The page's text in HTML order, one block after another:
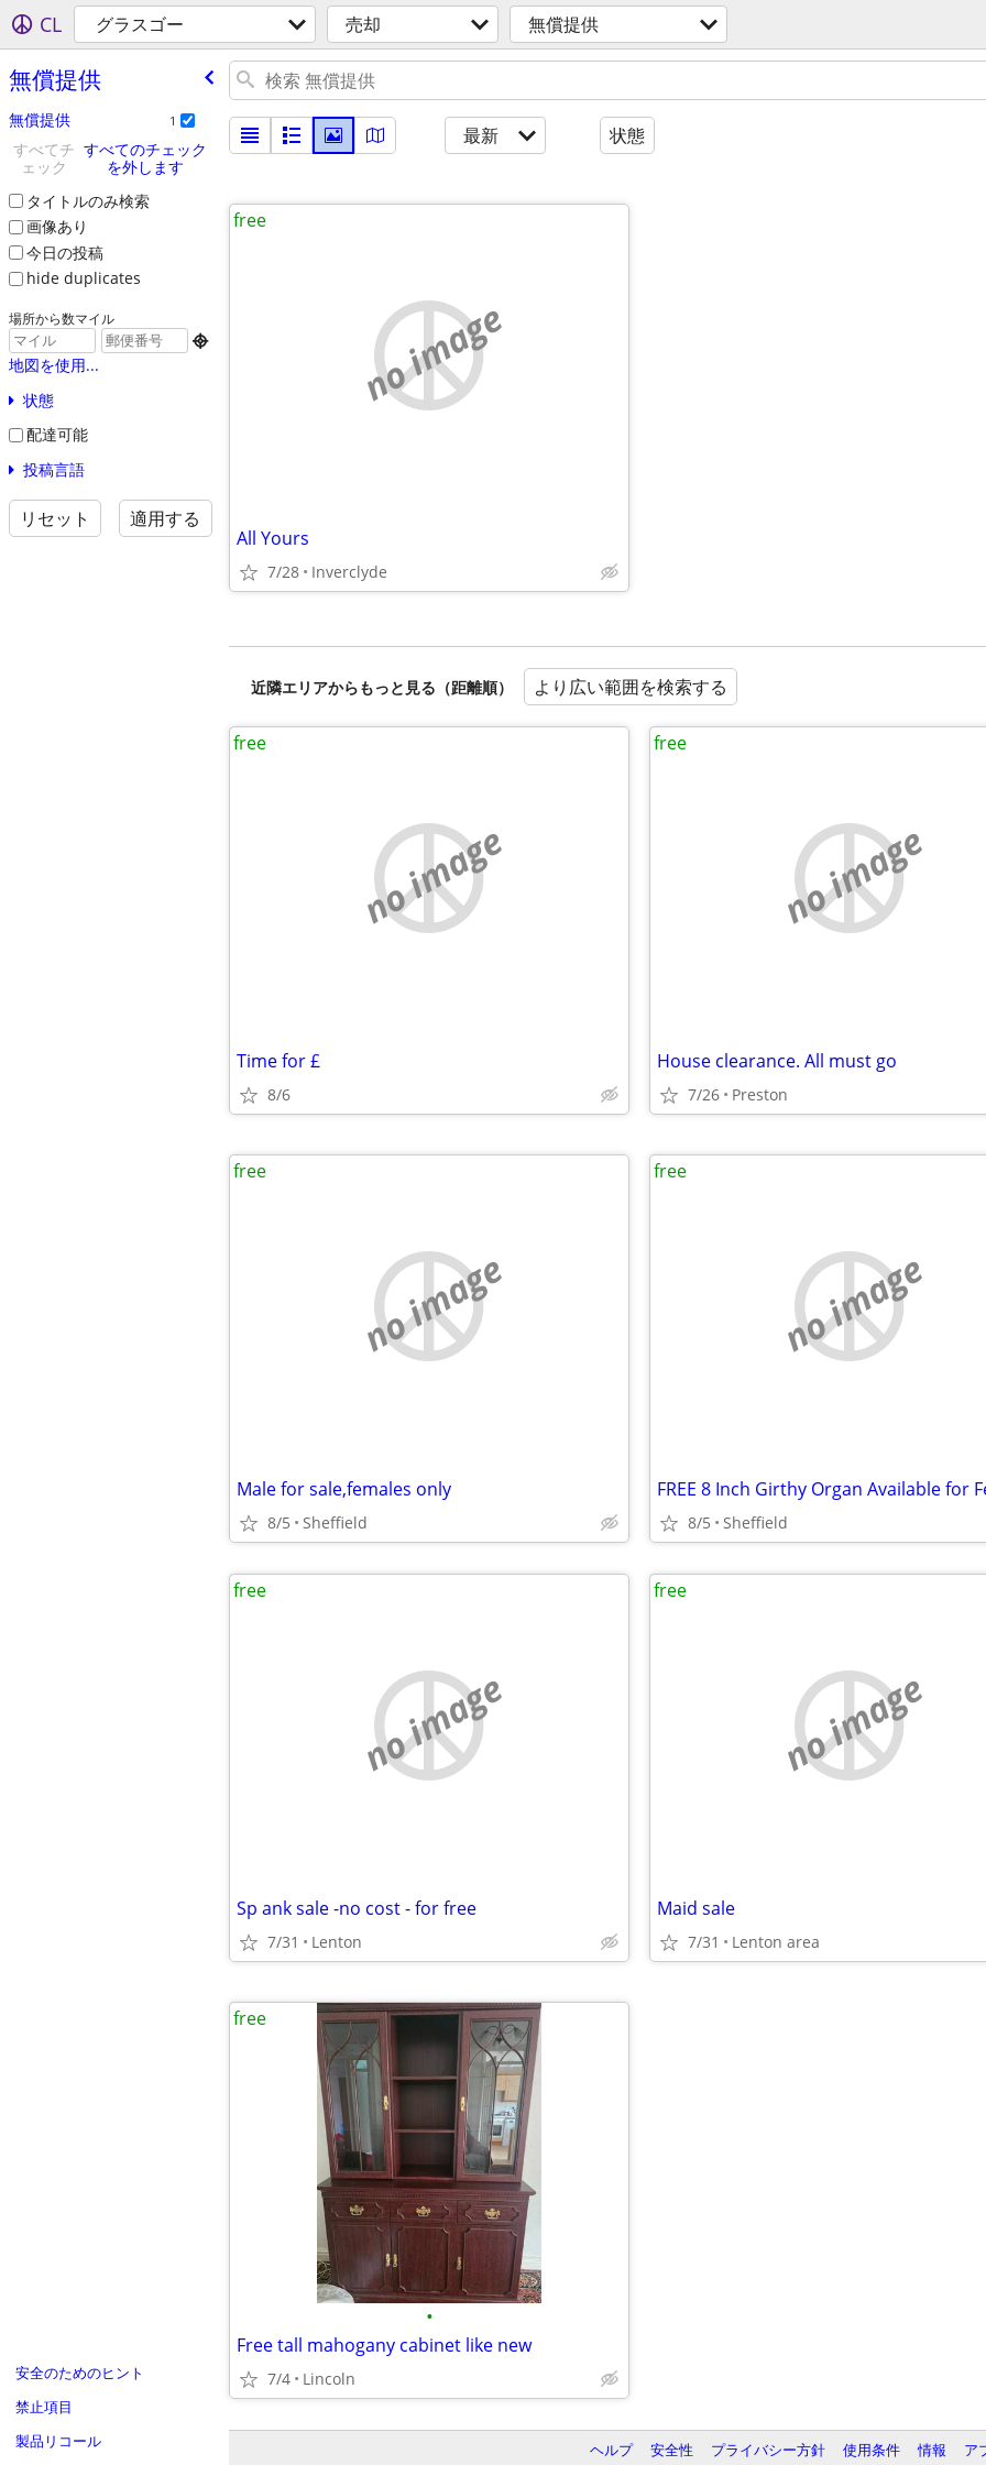
CL グラスゴー 売却 無償提供
無償提供
無償提供 1
すべてチ
ェック
すべてのチェック
を外します
タイトルのみ検索
画像あり
今日の投稿
hide duplicates
場所から数マイル

地図を使用...
状態
配達可能
投稿言語
リセット 適用する
安全のためのヒント
禁止項目
製品リコール
最新 状態
no image
All Yours
7/28 Inverclyde
free
近隣エリアからもっと見る（距離順） より広い範囲を検索する
no image
Time for £
8/6
free
no image
House clearance. All must go
7/26 Preston
free
no image
Male for sale,females only
8/5 Sheffield
free
no image
8/5 Sheffield
free
no image
Sp ank sale -no cost - for free
7/31 Lenton
free
no image
Maid sale
7/31 Lenton area
free
•
Free tall mahogany cabinet like new
7/4 Lincoln
free
ヘルプ 安全性 プライバシー方針 使用条件 情報 ア